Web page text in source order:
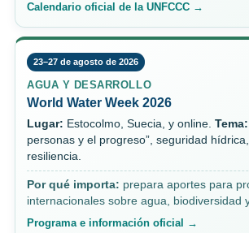
Calendario oficial de la UNFCCC →
23–27 de agosto de 2026
AGUA Y DESARROLLO
World Water Week 2026
Lugar: Estocolmo, Suecia, y online. Tema:
personas y el progreso”, seguridad
resiliencia.
Por qué importa: prepara aportes para
internacionales sobre agua, biodiversidad
Programa e información oficial →